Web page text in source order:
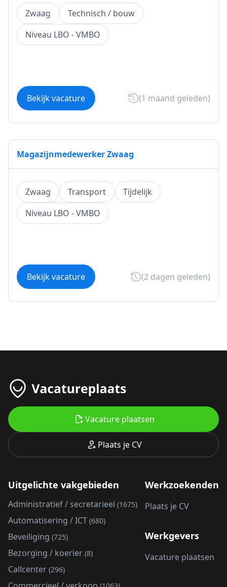
Zwaag
Technisch / bouw
Niveau LBO - VMBO
Bekijk vacature (1 maand geleden)
Magazijnmedewerker Zwaag
Zwaag Transport
Tijdelijk
Niveau LBO - VMBO
Bekijk vacature (2 dagen geleden)
Plaats je CV
Vacature plaatsen
Uitgelichte vakgebieden
Administratief / secretarieel (1675)
Automatisering / ICT (680)
Beveiliging (725)
Bezorging / koerier (8)
Callcenter (296)
Werkzoekenden
Plaats je CV
Werkgevers
Vacature plaatsen